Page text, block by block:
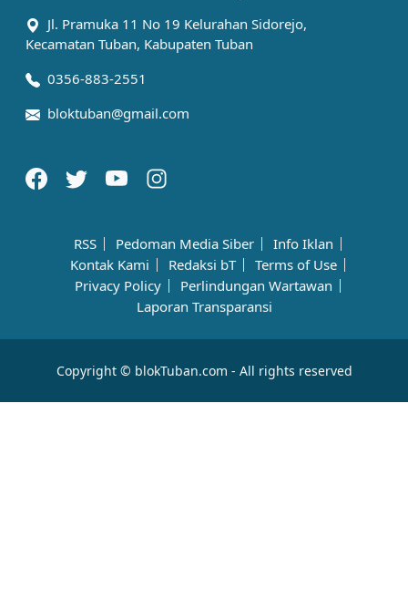
Jl. Pramuka 11 No 19 Kelurahan Sidorejo,
Kecamatan Tuban, Kabupaten Tuban
0356-883-2551
bloktuban@gmail.com
RSS Pedoman Media Siber
Info Iklan
Kontak Kami
Redaksi bT
Terms of Use
Privacy Policy
Perlindungan Wartawan
Laporan Transparansi
Copyright © blokTuban.com - All rights reserved